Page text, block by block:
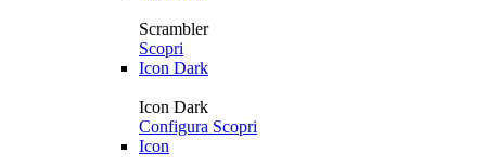
Scrambler
Scopri
Icon Dark
Icon Dark
Configura Scopri
Icon